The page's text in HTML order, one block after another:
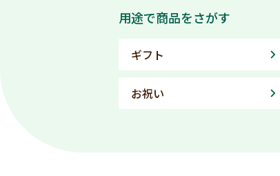
用途で商品をさがす
ギフト
お祝い